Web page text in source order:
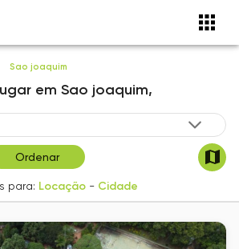
Sao joaquim
em Sao joaquim,
Ordenar
para: Locação - Cidade